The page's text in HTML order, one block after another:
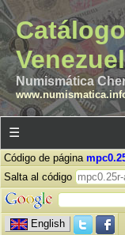
Numismática
☰
Código de página
Salta al código
English